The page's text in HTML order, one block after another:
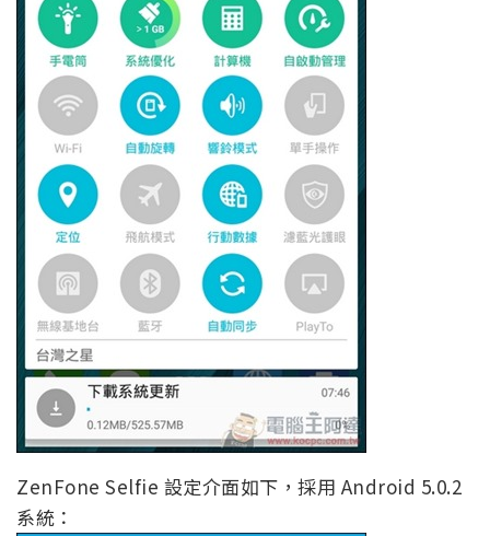
ZenFone Selfie 設定介面如下，採用 Android 5.0.2
系統：